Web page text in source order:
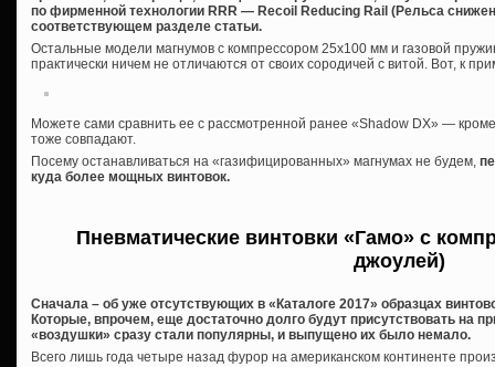
по фирменной технологии RRR — Recoil Reducing Rail (Рельса
соответствующем разделе статьи.
Остальные модели магнумов с компрессором 25х100 мм и газовой
практически ничем не отличаются от своих сородичей с витой. Вот, к
Можете сами сравнить ее с рассмотренной ранее «Shadow DX» —
тоже совпадают.
Посему останавливаться на «газифицированных» магнумах не будем,
куда более мощных винтовок.
Пневматические винтовки «Гамо» с
джоулей)
Сначала – об уже отсутствующих в «Каталоге 2017» образцах
Которые, впрочем, еще достаточно долго будут присутствовать на
«воздушки» сразу стали популярны, и выпущено их было немало.
Всего лишь года четыре назад фурор на американском континенте